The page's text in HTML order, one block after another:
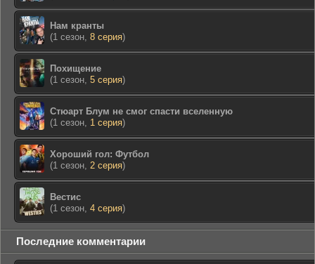
Нам кранты
(1 сезон, 8 серия)
Похищение
(1 сезон, 5 серия)
Стюарт Блум не смог спасти вселенную
(1 сезон, 1 серия)
Хороший гол: Футбол
(1 сезон, 2 серия)
Вестис
(1 сезон, 4 серия)
Последние комментарии